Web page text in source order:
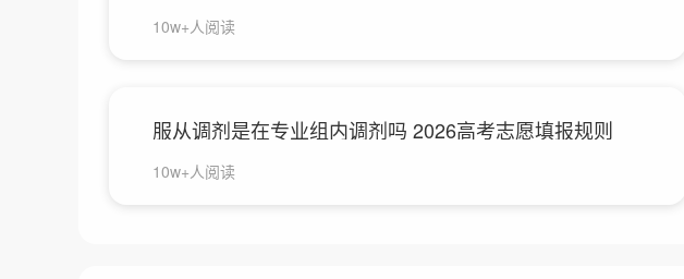
10w+人阅读
服从调剂是在专业组内调剂吗 2026高考志愿填报规则
10w+人阅读